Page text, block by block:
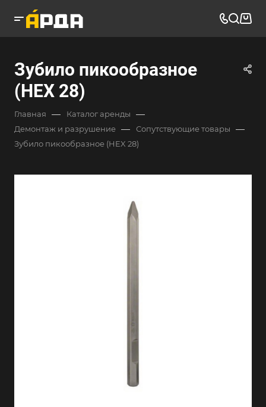
Зубило пикообразное
(HEX 28)
Главная — Каталог аренды —
Демонтаж и разрушение — Сопутствующие товары —
Зубило пикообразное (HEX 28)